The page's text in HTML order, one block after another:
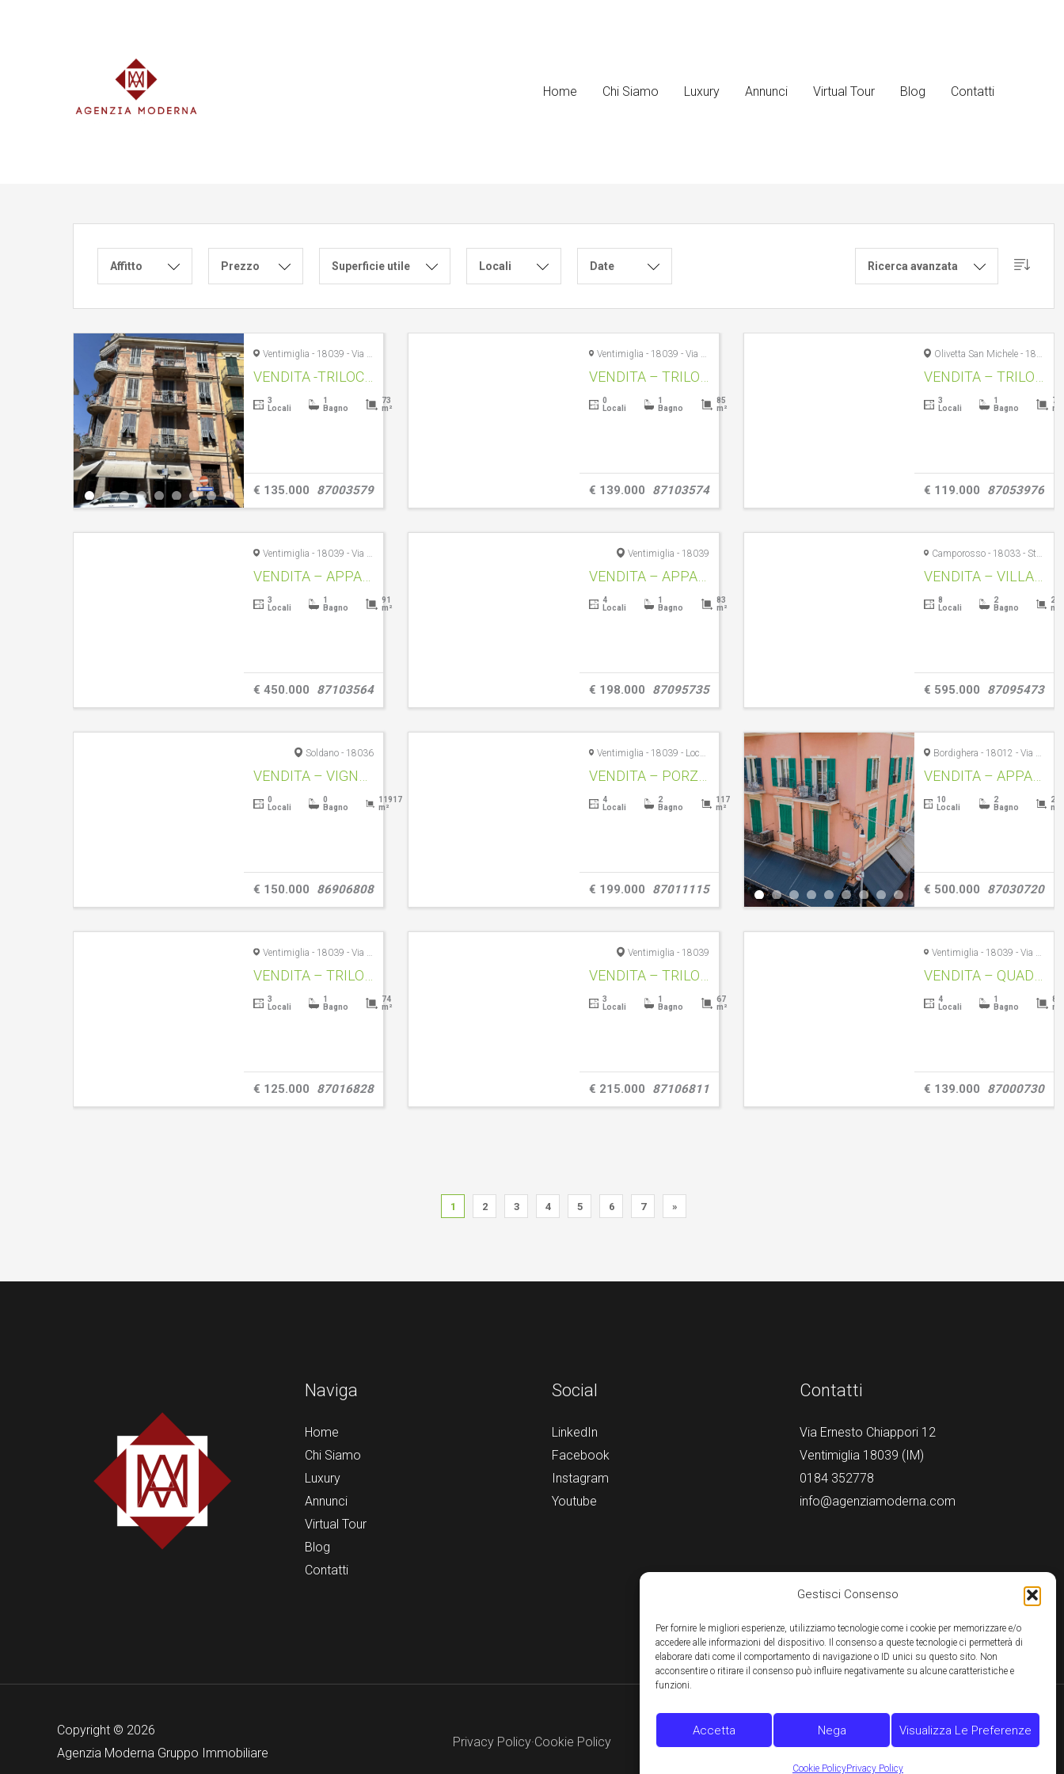
Gestisci Consenso
Per fornire le migliori esperienze, utilizziamo tecnologie come i cookie per memorizzare e/o
accedere alle informazioni del dispositivo. Il consenso a queste tecnologie ci permetterà di
elaborare dati come il comportamento di navigazione o ID unici su questo sito. Non
acconsentire o ritirare il consenso può influire negativamente su alcune caratteristiche e
funzioni.
Accetta Nega Visualizza Le Preferenze
Cookie PolicyPrivacy Policy
Home Chi Siamo Luxury Annunci Virtual Tour Blog Contatti
Affitto Prezzo Superficie utile Locali Date Ricerca avanzata
Ventimiglia - 18039 - Via Mazzini, 8
3
Locali
1
Bagno
73
m²
€ 135.000 87003579
Ventimiglia - 18039 - Via Serro Inferiore, 11
0
Locali
1
Bagno
85
m²
€ 139.000 87103574
Olivetta San Michele - 18030
3
Locali
1
Bagno
76
m²
€ 119.000 87053976
Ventimiglia - 18039 - Via Tacito, 22
3
Locali
1
Bagno
91
m²
€ 450.000 87103564
Ventimiglia - 18039
VENDITA – APPARTAMENTO – VENTIMIGLIA ZONA SAN SECONDO – RIF. 1600
4
Locali
1
Bagno
83
m²
€ 198.000 87095735
Camporosso - 18033 - Strada degli Olandesi
VENDITA – VILLA +GIARDINO -CAMPOROSSO ZONA SAN GIACOMO – RIF.1470
8
Locali
2
Bagno
204
m²
€ 595.000 87095473
Soldano - 18036
0
Locali
0
Bagno
11917
m²
€ 150.000 86906808
Ventimiglia - 18039 - Località Peidaigo, 77
4
Locali
2
Bagno
117
m²
€ 199.000 87011115
Bordighera - 18012 - Via Roma, 5
VENDITA – APPARTAMENTO – BORDIGHERA CENTRO – RIF. 1596
10
Locali
2
Bagno
237
m²
€ 500.000 87030720
Ventimiglia - 18039 - Via Falerina, 29
3
Locali
1
Bagno
74
m²
€ 125.000 87016828
Ventimiglia - 18039
3
Locali
1
Bagno
67
m²
€ 215.000 87106811
Ventimiglia - 18039 - Via Giuseppe Garibaldi, 6
4
Locali
1
Bagno
84
m²
€ 139.000 87000730
1 2 3 4 5 6 7 »
Naviga
Home
Chi Siamo
Luxury
Annunci
Virtual Tour
Blog
Contatti
Social
LinkedIn
Facebook
Instagram
Youtube
Contatti
Via Ernesto Chiappori 12
Ventimiglia 18039 (IM)
0184 352778
info@agenziamoderna.com
Copyright © 2026
Agenzia Moderna Gruppo Immobiliare
Privacy Policy·Cookie Policy Powered by